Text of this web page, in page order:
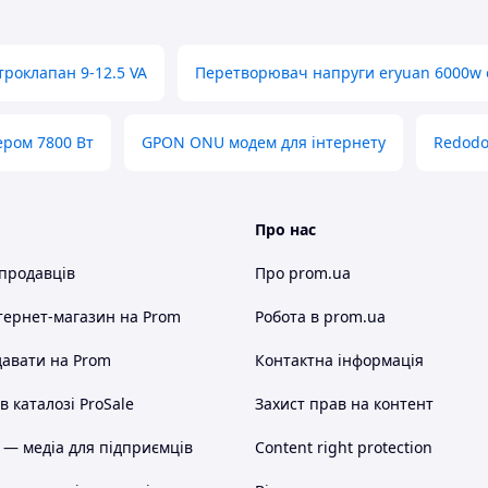
9-12.5 VA Перетворювач напруги eryuan 6000w
7800 Вт GPON ONU модем для інтернету
магазин на Prom
на Prom
каталозі ProSale
медіа для підприємців
Про нас
Про prom.ua
Робота в prom.ua
Контактна інформація
Захист прав на контент
Content right protection